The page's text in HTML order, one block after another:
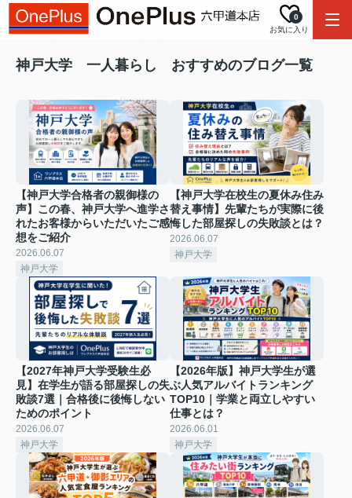
お気に入り
0
神戸大学 一人暮らし おすすめのブログ一覧
【神戸大学合格者の親御様の
声】この春、神戸大学へ進学さ
れたお客様からいただいたご感
想をご紹介
2026.06.07
神戸大学
【神戸大学在校生の夏休み住み
替え事情】先輩たちが実際に後
悔した部屋探しの失敗談とは？
2026.06.07
神戸大学
【2027年神戸大学受験生必
見】在学生が語る部屋探しの失
敗談7選｜合格後に後悔しない
ためのポイント
2026.06.07
神戸大学
【2026年版】神戸大学生が選
ぶ人気アルバイトランキング
TOP10｜学業と両立しやすい
仕事とは？
2026.06.01
神戸大学